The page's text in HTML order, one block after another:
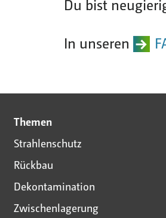
Du bist
In unseren
Themen
Strahlenschutz
Rückbau
Dekontamination
Zwischenlagerung